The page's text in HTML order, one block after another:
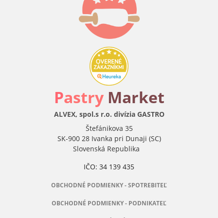
Pastry Market
ALVEX, spol.s r.o. divízia GASTRO
Štefánikova 35
SK-900 28 Ivanka pri Dunaji (SC)
Slovenská Republika
IČO: 34 139 435
OBCHODNÉ PODMIENKY - SPOTREBITEĽ
OBCHODNÉ PODMIENKY - PODNIKATEĽ